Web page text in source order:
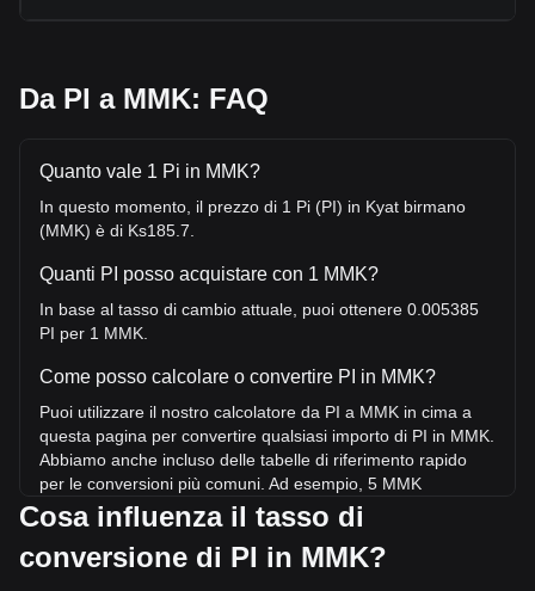
Da PI a MMK: FAQ
Quanto vale 1 Pi in MMK?
In questo momento, il prezzo di 1 Pi (PI) in Kyat birmano
(MMK) è di Ks185.7.
Quanti PI posso acquistare con 1 MMK?
In base al tasso di cambio attuale, puoi ottenere 0.005385
PI per 1 MMK.
Come posso calcolare o convertire PI in MMK?
Puoi utilizzare il nostro calcolatore da PI a MMK in cima a
questa pagina per convertire qualsiasi importo di PI in MMK.
Abbiamo anche incluso delle tabelle di riferimento rapido
per le conversioni più comuni. Ad esempio, 5 MMK
equivalgono a 0.02693 PI, mentre 5 PI costeranno circa
928.5MMK.
Cosa influenza il tasso di
conversione di PI in MMK?